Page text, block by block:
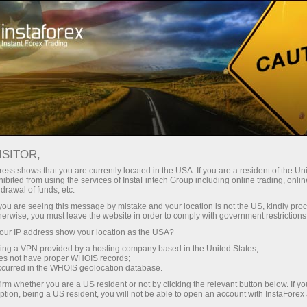
InstaForex bilan siz haqiqatan
ega bo‘lasiz: 1:5000 gacha kredit
yelkasi, bozordagi eng yaxshi
spred va komissiyalardan biri,
shuningdek aksiyalar va indekslar
bilan savdo qilish uchun qulay
shartlar.
Kichik
Har bir depozit uchun
30% bonus
Savdoda
va trassada tezlik
shows that you are currently located in the USA. If you are a resident of the
from using the services of InstaFintech Group including online trading,
of funds, etc.
are seeing this message by mistake and your location is not the US, kindly
you must leave the website in order to comply with government
IP address show your location as the USA?
a VPN provided by a hosting company based in the United States;
not have proper WHOIS records;
in the WHOIS geolocation database.
whether you are a US resident or not by clicking the relevant button below. If
being a US resident, you will not be able to open an account with InstaForex